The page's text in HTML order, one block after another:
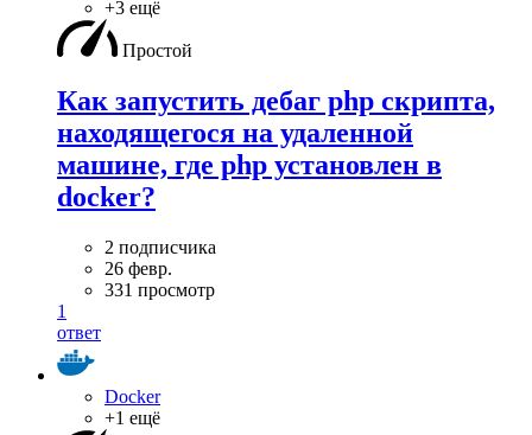
+3 ещё
Простой
Как запустить дебаг php скрипта,
находящегося на удаленной
машине, где php установлен в
docker?
2 подписчика
26 февр.
331 просмотр
1
ответ
Docker
+1 ещё